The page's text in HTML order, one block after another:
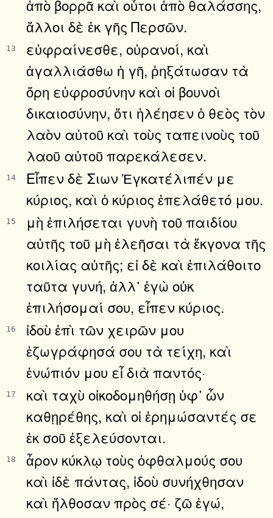
ἀπὸ βορρᾶ καὶ οὗτοι ἀπὸ θαλάσσης,
ἄλλοι δὲ ἐκ γῆς Περσῶν.
13
εὐφραίνεσθε, οὐρανοί, καὶ
ἀγαλλιάσθω ἡ γῆ, ῥηξάτωσαν τὰ
ὄρη εὐφροσύνην καὶ οἱ βουνοὶ
δικαιοσύνην, ὅτι ἠλέησεν ὁ θεὸς τὸν
λαὸν αὐτοῦ καὶ τοὺς ταπεινοὺς τοῦ
λαοῦ αὐτοῦ παρεκάλεσεν.
14
Εἶπεν δὲ Σιων Ἐγκατέλιπέν με
κύριος, καὶ ὁ κύριος ἐπελάθετό μου.
15
μὴ ἐπιλήσεται γυνὴ τοῦ παιδίου
αὐτῆς τοῦ μὴ ἐλεῆσαι τὰ ἔκγονα τῆς
κοιλίας αὐτῆς; εἰ δὲ καὶ ἐπιλάθοιτο
ταῦτα γυνή, ἀλλ᾿ ἐγὼ οὐκ
ἐπιλήσομαί σου, εἶπεν κύριος.
16
ἰδοὺ ἐπὶ τῶν χειρῶν μου
ἐζωγράφησά σου τὰ τείχη, καὶ
ἐνώπιόν μου εἶ διὰ παντός·
17
καὶ ταχὺ οἰκοδομηθήσῃ ὑφ᾿ ὧν
καθῃρέθης, καὶ οἱ ἐρημώσαντές σε
ἐκ σοῦ ἐξελεύσονται.
18
ἆρον κύκλῳ τοὺς ὀφθαλμούς σου
καὶ ἰδὲ πάντας, ἰδοὺ συνήχθησαν
καὶ ἤλθοσαν πρὸς σέ· ζῶ ἐγώ,